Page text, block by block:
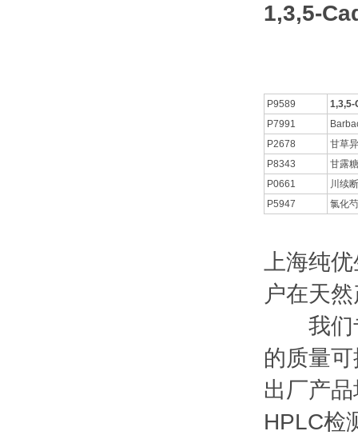
1,3,5-
P9589
1,3,5-
P7991
P2678
甘草
P8343
甘露
P0661
川续
P5947
氯化
上海纯
户在天
我们专
的质量
出厂产
HPLC检